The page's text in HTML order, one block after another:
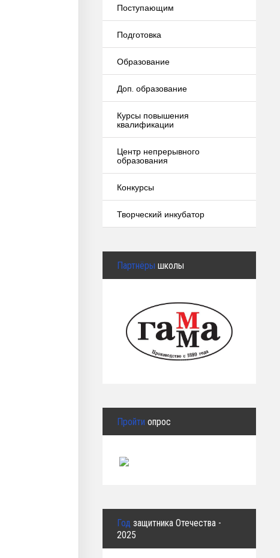
Поступающим
Подготовка
Образование
Доп. образование
Курсы повышения
квалификации
Центр непрерывного
образования
Конкурсы
Творческий инкубатор
Партнёры школы
Пройти опрос
Год защитника Отечества -
2025